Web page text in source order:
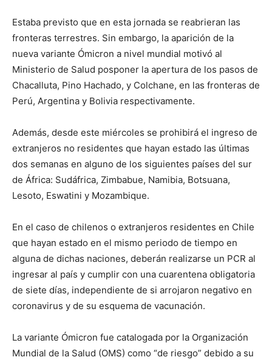
Estaba previsto que en esta jornada se reabrieran las
fronteras terrestres. Sin embargo, la aparición de la
nueva variante Ómicron a nivel mundial motivó al
Ministerio de Salud posponer la apertura de los pasos de
Chacalluta, Pino Hachado, y Colchane, en las fronteras de
Perú, Argentina y Bolivia respectivamente.
Además, desde este miércoles se prohibirá el ingreso de
extranjeros no residentes que hayan estado las últimas
dos semanas en alguno de los siguientes países del sur
de África: Sudáfrica, Zimbabue, Namibia, Botsuana,
Lesoto, Eswatini y Mozambique.
En el caso de chilenos o extranjeros residentes en Chile
que hayan estado en el mismo periodo de tiempo en
alguna de dichas naciones, deberán realizarse un PCR al
ingresar al país y cumplir con una cuarentena obligatoria
de siete días, independiente de si arrojaron negativo en
coronavirus y de su esquema de vacunación.
La variante Ómicron fue catalogada por la Organización
Mundial de la Salud (OMS) como “de riesgo” debido a su